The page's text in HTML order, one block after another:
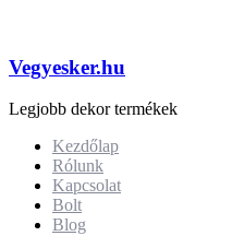
Vegyesker.hu
Legjobb dekor termékek
Kezdőlap
Rólunk
Kapcsolat
Bolt
Blog